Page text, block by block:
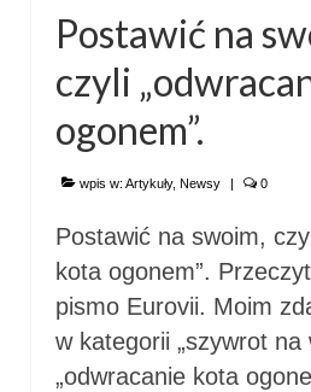
Postawić na
czyli
ogonem”.
wpis w: Artykuły, Newsy | 0
Postawić na swoim,
kota ogonem”.
pismo Eurovii. Moim
w kategorii „szywrot na
„odwracanie kota